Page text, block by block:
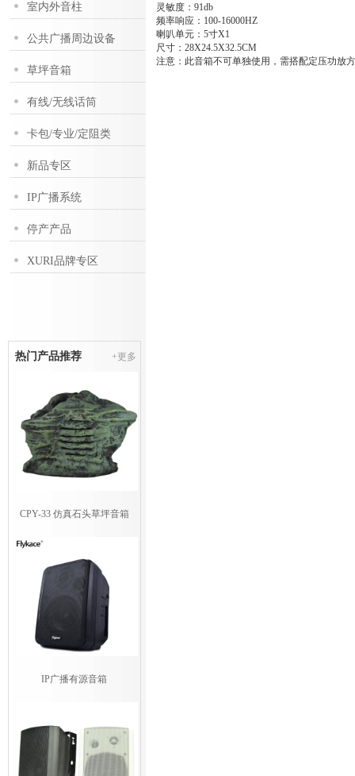
室内外音柱
公共广播周边设备
草坪音箱
有线/无线话筒
卡包/专业/定阻类
新品专区
IP广播系统
停产产品
XURI品牌专区
热门产品推荐 +更多
CPY-33 仿真石头草坪音箱
IP广播有源音箱
灵敏度：91db
频率响应：100-16000HZ
喇叭单元：5寸X1
尺寸：28X24.5X32.5CM
注意：此音箱不可单独使用，需搭配定压功放